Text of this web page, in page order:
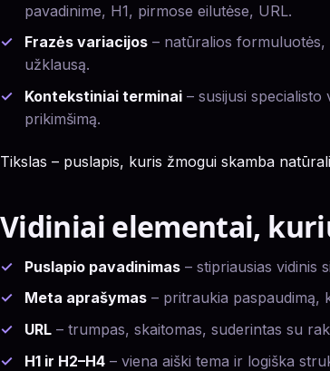
pavadinime, H1, pirmose eilutėse, URL.
Frazės variacijos – natūralios formuluotės,
užklausą.
Kontekstiniai terminai – susijusi
prikimšimą.
Tikslas – puslapis, kuris žmogui skamba
Vidiniai elementai,
Puslapio pavadinimas – stipriausias vidinis
Meta aprašymas – pritraukia paspaudimą,
URL – trumpas, skaitomas, suderintas su
H1 ir H2–H4 – viena aiški tema ir logiška